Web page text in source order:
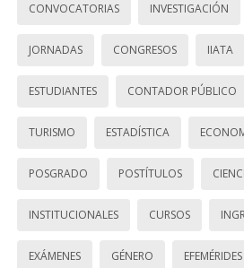
CONVOCATORIAS INVESTIGACIÓN
JORNADAS CONGRESOS IIATA
ESTUDIANTES CONTADOR PÚBLICO
TURISMO ESTADÍSTICA
POSGRADO POSTÍTULOS
INSTITUCIONALES CURSOS
EXÁMENES GÉNERO EFEMÉRIDES